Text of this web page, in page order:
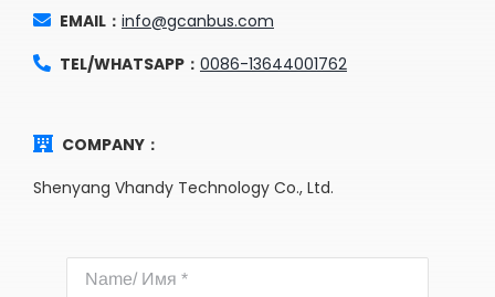
EMAIL： info@gcanbus.com
TEL/WHATSAPP： 0086-13644001762
COMPANY：
Shenyang Vhandy Technology Co., Ltd.